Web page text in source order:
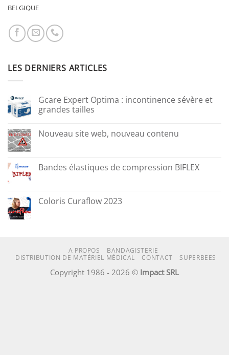
BELGIQUE
LES DERNIERS ARTICLES
Gcare Expert Optima : incontinence sévère et
grandes tailles
Nouveau site web, nouveau contenu
Bandes élastiques de compression BIFLEX
Coloris Curaflow 2023
A PROPOS
BANDAGISTERIE
DISTRIBUTION DE MATÉRIEL MÉDICAL
CONTACT SUPERBEES
Copyright 1986 - 2026 © Impact SRL